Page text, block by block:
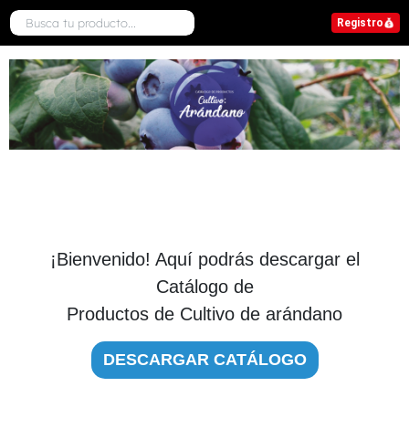
Registro
¡Bienvenido! Aquí podrás descargar el
Catálogo de
Productos de Cultivo de arándano
DESCARGAR CATÁLOGO